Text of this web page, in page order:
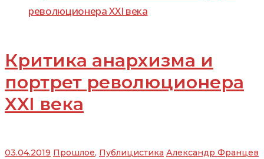
Критика анархизма и
портрет революционера
XXI века
03.04.2019 Прошлое, Публицистика Александр Францев